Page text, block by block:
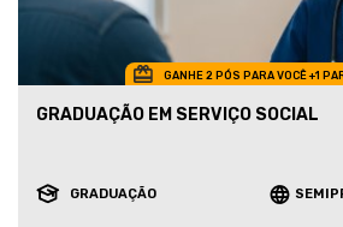
GANHE 2 PÓS PARA VOCÊ +1
GRADUAÇÃO EM SERVIÇO SOCIAL
GRADUAÇÃO